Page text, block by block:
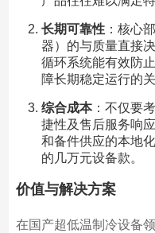
长期可靠性：核心
器）的与质量直接
循环系统能有效防
障长期稳定运行的关
综合成本：不仅要
捷性及售后服务响
和备件供应的本地
的几万元设备款。
价值与解决方案
在国产超低温制冷设备